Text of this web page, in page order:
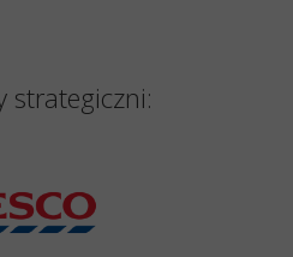
strategiczni: